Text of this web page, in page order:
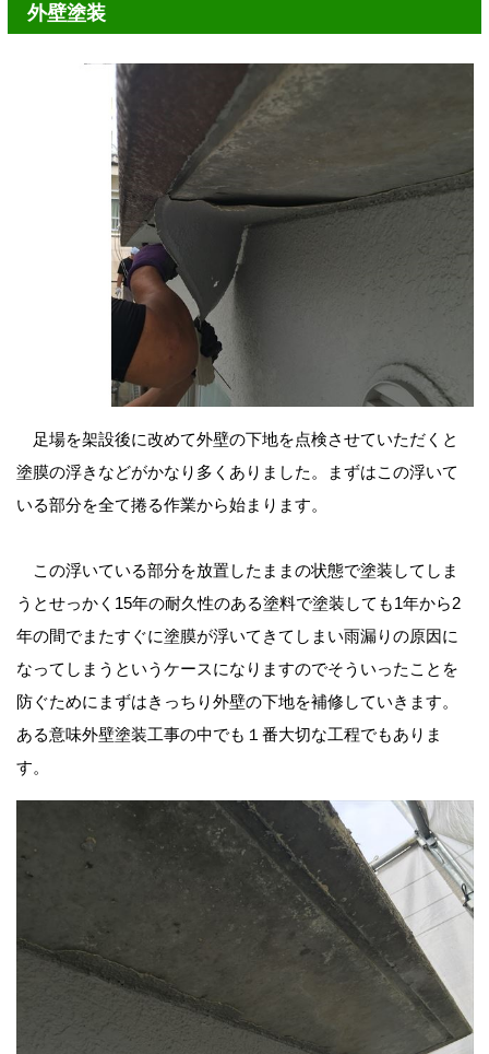
外壁塗装
足場を架設後に改めて外壁の下地を点検させていただくと
塗膜の浮きなどがかなり多くありました。まずはこの浮いて
いる部分を全て捲る作業から始まります。
この浮いている部分を放置したままの状態で塗装してしま
うとせっかく15年の耐久性のある塗料で塗装しても1年から2
年の間でまたすぐに塗膜が浮いてきてしまい雨漏りの原因に
なってしまうというケースになりますのでそういったことを
防ぐためにまずはきっちり外壁の下地を補修していきます。
ある意味外壁塗装工事の中でも１番大切な工程でもありま
す。